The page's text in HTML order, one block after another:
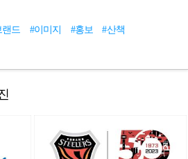
랜드 #이미지 #홍보
#산책